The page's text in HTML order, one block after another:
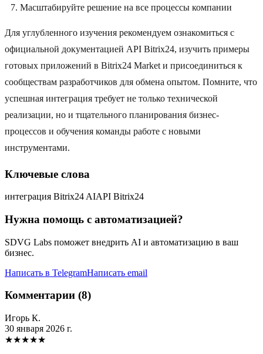
Масштабируйте решение на все процессы компании
Для углубленного изучения рекомендуем ознакомиться с
официальной документацией API Bitrix24, изучить примеры
готовых приложений в Bitrix24 Market и присоединиться к
сообществам разработчиков для обмена опытом. Помните, что
успешная интеграция требует не только технической
реализации, но и тщательного планирования бизнес-
процессов и обучения команды работе с новыми
инструментами.
Ключевые слова
интеграция Bitrix24 AIAPI Bitrix24
Нужна помощь с автоматизацией?
SDVG Labs поможет внедрить AI и автоматизацию в ваш
бизнес.
Написать в TelegramНаписать email
Комментарии (8)
Игорь К.
30 января 2026 г.
★★★★★